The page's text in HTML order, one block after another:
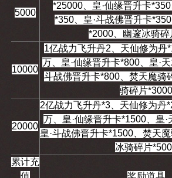
5000
*25000、皇·仙缘晋升卡
*350、皇·斗战佛晋升卡
*2000、幽邃冰骑碎
10000
1亿战力飞升丹2、天仙修为丹
万、皇·仙缘晋升卡*800、皇·
斗战佛晋升卡*800、焚天魔骑
骑碎片*3000
20000
2亿战力飞升丹*3、天仙修为丹
万、皇·仙缘晋升卡*1500、皇·
皇·斗战佛晋升卡*1500、焚天
冰骑碎片
累计充